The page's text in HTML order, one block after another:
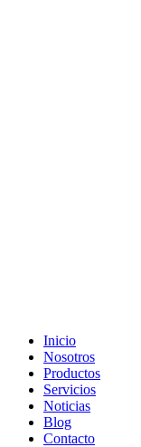
Inicio
Nosotros
Productos
Servicios
Noticias
Blog
Contacto